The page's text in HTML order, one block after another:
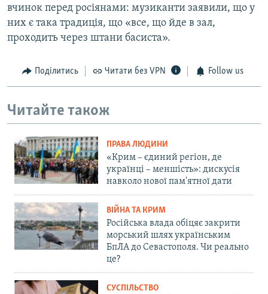
вчинок перед росіянами: музиканти заявили, що у
них є така традиція, що «все, що йде в зал,
проходить через штани басиста».
Поділитись Читати без VPN Follow us
Читайте також
ПРАВА ЛЮДИНИ
«Крим – єдиний регіон, де
українці – меншість»: дискусія
навколо нової пам'ятної дати
ВІЙНА ТА КРИМ
Російська влада обіцяє закрити
морський шлях українським
БпЛА до Севастополя. Чи реально
це?
СУСПІЛЬСТВО